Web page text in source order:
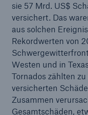
sie 57 Mrd. US$
versichert. Das
aus solchen
Rekordwerten von
Westen und in
Tornados zählten
versicherten
Zusammen
Gesamtschäden,